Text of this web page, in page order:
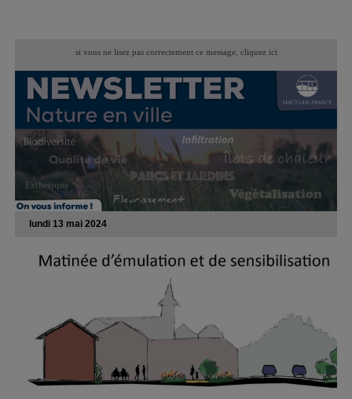
si vous ne lisez pas correctement ce message, cliquez ici
lundi 13 mai 2024